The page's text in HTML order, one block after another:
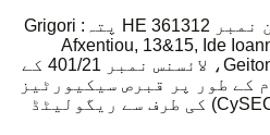
Just Markets Ltd رجسٹریشن نمبر HE 361312 پتہ: Grigori
Afxentiou, 13&15, Ide
Geitonia, 4003, Limassol, Cyprus، لائسنس نمبر 401/21 کے
کے طور پر قبرص سیکیورٹیز
اینڈ ایکسچینج کمیشن (CySEC) کی طرف سے ریگولیٹڈ